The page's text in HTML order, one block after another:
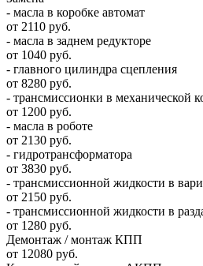
- масла в коробке автомат
от 2110 руб.
- масла в заднем редукторе
от 1040 руб.
- главного цилиндра сцепления
от 8280 руб.
- трансмиссионки в механической
от 1200 руб.
- масла в роботе
от 2130 руб.
- гидротрансформатора
от 3830 руб.
- трансмиссионной жидкости в
от 2150 руб.
- трансмиссионной жидкости в
от 1280 руб.
Демонтаж / монтаж КПП
от 12080 руб.